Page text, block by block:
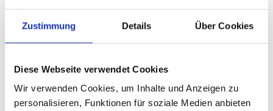
Zustimmung Details Über Cookies
Diese Webseite verwendet Cookies
Wir verwenden Cookies, um Inhalte und Anzeigen zu
personalisieren, Funktionen für soziale Medien anbieten
Eike Kallerhoff
Foto: CFP Brands
Funktion ist er für die gesamte
Vertriebsorganisation des
Management Boards.
Unter Kallerhoffs Leitung stehen künftig rund 70 Mitarbeitende,
die in fünf direkt unterstellten Bereichen organisiert sind. Damit